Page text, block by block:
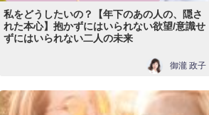
私をどうしたいの？【年下のあの人の、隠さ
れた本心】抱かずにはいられない欲望/意識せ
ずにはいられない二人の未来
御瀧 政子